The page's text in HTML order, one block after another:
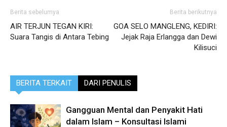
Berita sebelumya
AIR TERJUN TEGAN KIRI:
Suara Tangis di Antara Tebing
Berita berikutnya
GOA SELO MANGLENG, KEDIRI:
Jejak Raja Erlangga dan Dewi
Kilisuci
BERITA TERKAIT DARI PENULIS
Gangguan Mental dan Penyakit Hati
dalam Islam – Konsultasi Islami